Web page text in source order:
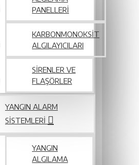
PANELLERI
KARBONMONOKSIT
ALGILAYICILARI
SIRENLER VE
FLAŞÖRLER
YANGIN ALARM
SISTEMLERI
YANGIN
ALGILAMA